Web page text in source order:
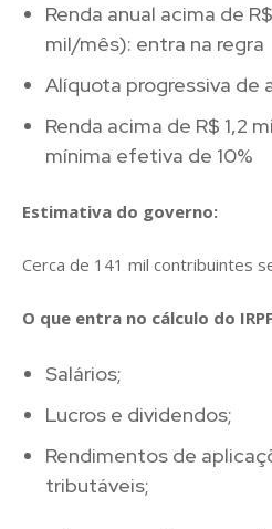
Renda anual acima de
mil/mês): entra na regra
Alíquota progressiva de
Renda acima de R$ 1,2
mínima efetiva de 10%
Estimativa do governo:
Cerca de 141 mil contribuintes
O que entra no cálculo do
Salários;
Lucros e dividendos;
Rendimentos de
tributáveis;